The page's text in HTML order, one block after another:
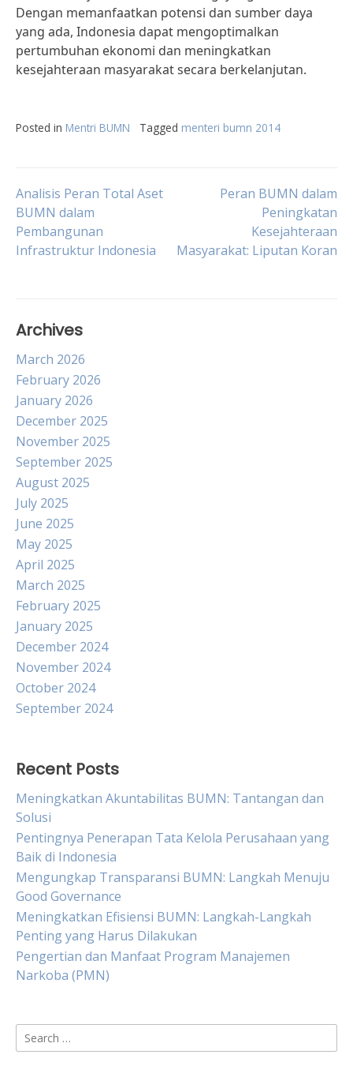
Dengan memanfaatkan potensi dan sumber daya
yang ada, Indonesia dapat mengoptimalkan
pertumbuhan ekonomi dan meningkatkan
kesejahteraan masyarakat secara berkelanjutan.
Posted in Mentri BUMN Tagged menteri bumn 2014
Post
navigation
Analisis Peran Total Aset
BUMN dalam
Pembangunan
Infrastruktur Indonesia
Peran BUMN dalam
Peningkatan
Kesejahteraan
Masyarakat: Liputan Koran
Archives
March 2026
February 2026
January 2026
December 2025
November 2025
September 2025
August 2025
July 2025
June 2025
May 2025
April 2025
March 2025
February 2025
January 2025
December 2024
November 2024
October 2024
September 2024
Recent Posts
Meningkatkan Akuntabilitas BUMN: Tantangan dan
Solusi
Pentingnya Penerapan Tata Kelola Perusahaan yang
Baik di Indonesia
Mengungkap Transparansi BUMN: Langkah Menuju
Good Governance
Meningkatkan Efisiensi BUMN: Langkah-Langkah
Penting yang Harus Dilakukan
Pengertian dan Manfaat Program Manajemen
Narkoba (PMN)
Search
for: